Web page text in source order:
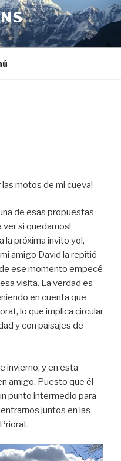
las motos de mi cueva!
de esas propuestas
ver si quedamos!
la próxima invito yo!,
amigo David la repitió
ese momento empecé
visita. La verdad es
en cuenta que
lo que implica circular
y con paisajes de
invierno, y en esta
amigo. Puesto que él
punto intermedio para
juntos en las